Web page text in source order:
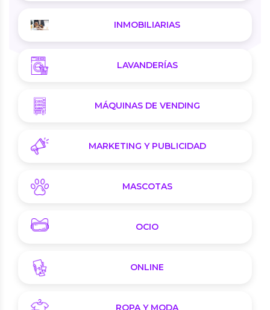
INMOBILIARIAS
LAVANDERÍAS
MÁQUINAS DE VENDING
MARKETING Y PUBLICIDAD
MASCOTAS
OCIO
ONLINE
ROPA Y MODA